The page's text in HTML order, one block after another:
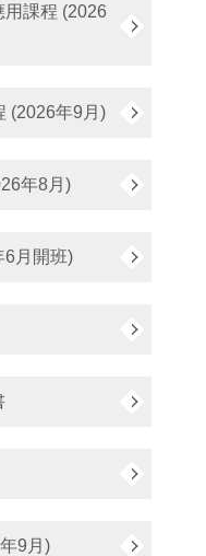
課程 (2026
(2026年9月)
年8月)
6月開班)
9月)